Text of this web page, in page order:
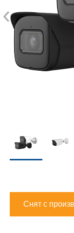
‹
Снят с